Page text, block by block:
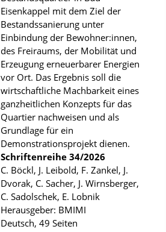
s
z
u
r
P
u
b
l
i
k
a
t
i
o
Eisenkappel mit dem Ziel der
Bestandssanierung unter
Einbindung der Bewohner:innen,
des Freiraums, der Mobilität und
Erzeugung erneuerbarer Energien
vor Ort. Das Ergebnis soll die
wirtschaftliche Machbarkeit eines
ganzheitlichen Konzepts für das
Quartier nachweisen und als
Grundlage für ein
Demonstrationsprojekt dienen.
Schriftenreihe 34/2026
C. Böckl, J. Leibold, F. Zankel, J.
Dvorak, C. Sacher, J. Wirnsberger,
C. Sadolschek, E. Lobnik
Herausgeber: BMIMI
Deutsch, 49 Seiten